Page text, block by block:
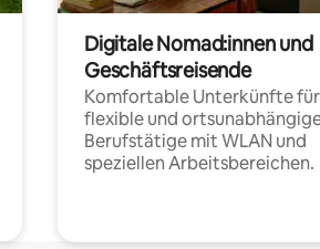
Digitale Nomad:innen und
Geschäftsreisende
Komfortable Unterkünfte für
flexible und
Berufstätige mit WLAN und
speziellen Arbeitsbereichen.